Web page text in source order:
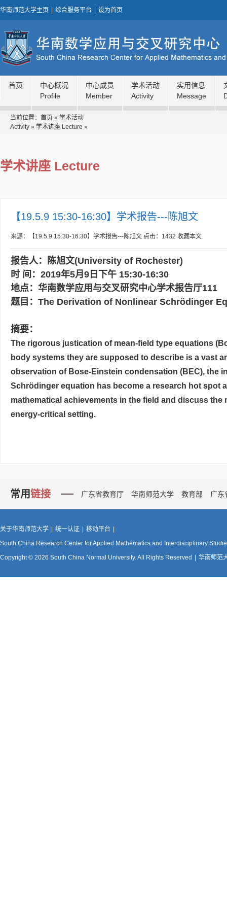
华南师范大学主页 综合服务平台 设为首页
首页
中心概况
Profile
中心成员
Member
学术活动
Activity
实用信息
Message
当前位置： 首页 » 学术活动
Activity » 学术讲座 Lecture »
学术讲座 Lecture
【19.5.9 15:30-16:30】学术报告---陈旭文
来源：【19.5.9 15:30-16:30】学术报告---陈旭文 点击： 1432 收藏本文
报告人：
陈旭文(University of Rochester)
时 间：2019年5月9日下午 15:30-16:30
地点：华南数学应用与交叉研究中心学术报告厅111
题目： The Derivation of Nonlinear Schrödinger
摘要：
The rigorous justication of mean-field type equations
body systems they are supposed to describe is a vast
observation of Bose-Einstein condensation (BEC), the
Schrödinger equation has become a research hot spot
mathematical achievements in the field and discuss
energy-critical setting.
常用链接 广东省教育厅 华南师范大学 教育部 广东
关于华南师范大学 统一认证 移动平台
South China Research Center for Applied Mathematics and Interdisciplinary
Copyright © 2026 South China Normal University. All Rights Reserved
华南师范